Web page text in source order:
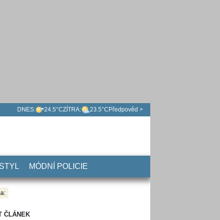
DNES: 24.5°CZÍTRA: 23.5°C Předpověd >
MÓDNÍ POLICIE
ČLÁNEK